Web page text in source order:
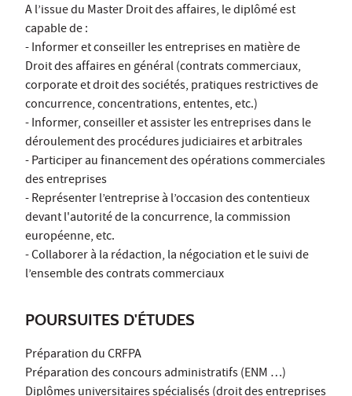
A l’issue du Master Droit des affaires, le diplômé est
capable de :
- Informer et conseiller les entreprises en matière de
Droit des affaires en général (contrats commerciaux,
corporate et droit des sociétés, pratiques restrictives de
concurrence, concentrations, ententes, etc.)
- Informer, conseiller et assister les entreprises dans le
déroulement des procédures judiciaires et arbitrales
- Participer au financement des opérations commerciales
des entreprises
- Représenter l’entreprise à l’occasion des contentieux
devant l'autorité de la concurrence, la commission
européenne, etc.
- Collaborer à la rédaction, la négociation et le suivi de
l’ensemble des contrats commerciaux
POURSUITES D'ÉTUDES
Préparation du CRFPA
Préparation des concours administratifs (ENM …)